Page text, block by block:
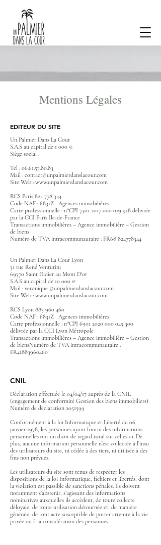
Mentions Légales
EDITEUR DU SITE
Un Palmier Dans La Cour
S.A.S au capital de 1 000 €
Siège social :
Tel : 06.61.53.80.83
Mail : contact@unpalmierdanslacour.com
Site Web : www.unpalmierdanslacour.com
RCS Paris 824 778 344
Code NAF : 6831Z Agences immobilières
Carte professionnelle : n°CPI 7501 2017 000 019 918 délivrée
par la CCI Paris Ile-de-France
Transactions immobilières – Agence immobilière – Gestion
de biens
Numéro de TVA intracommunautaire : FR68 824778344
Un Palmier Dans La Cour ​ Lyon
31 rue René Venturini
69370 Saint Didier au Mont D'or
S.A.S au capital de 10 000 €
Mail : veronique @unpalmierdanslacour.com
Site Web : www.unpalmierdanslacour.com
RCS Lyon 883 960 460
Code NAF : 6831Z Agences immobilières
Carte professionnelle : n°CPI 6901 2020 000 045 300
délivrée par la CCI Lyon Métropole
Transactions immobilières – Agence immobilière – Gestion
de biensNuméro de TVA intracommunautaire :
FR41883960460
CNIL
Déclaration effectuée le 04/04/17 auprès de la CNIL
(engagement de conformité Gestion des biens immobiliers).
Numéro de déclaration 2051599
Conformément à la loi Informatique et Liberté du 06
janvier 1978, les personnes ayant fourni des informations
personnelles ont un droit de regard total sur celles-ci. De
plus, aucune information personnelle n’est collectée à l’insu
des utilisateurs du site, ni cédée à des tiers, ni utilisée à des
fins non prévues.
Les utilisateurs du site sont tenus de respecter les
dispositions de la loi Informatique, fichiers et libertés, dont
la violation est passible de sanctions pénales. Ils doivent
notamment s’abstenir, s’agissant des informations
nominatives auxquelles ils accèdent, de toute collecte
déloyale, de toute utilisation détournée et, de manière
générale, de tout acte susceptible de porter atteinte à la vie
privée ou à la considération des personnes.